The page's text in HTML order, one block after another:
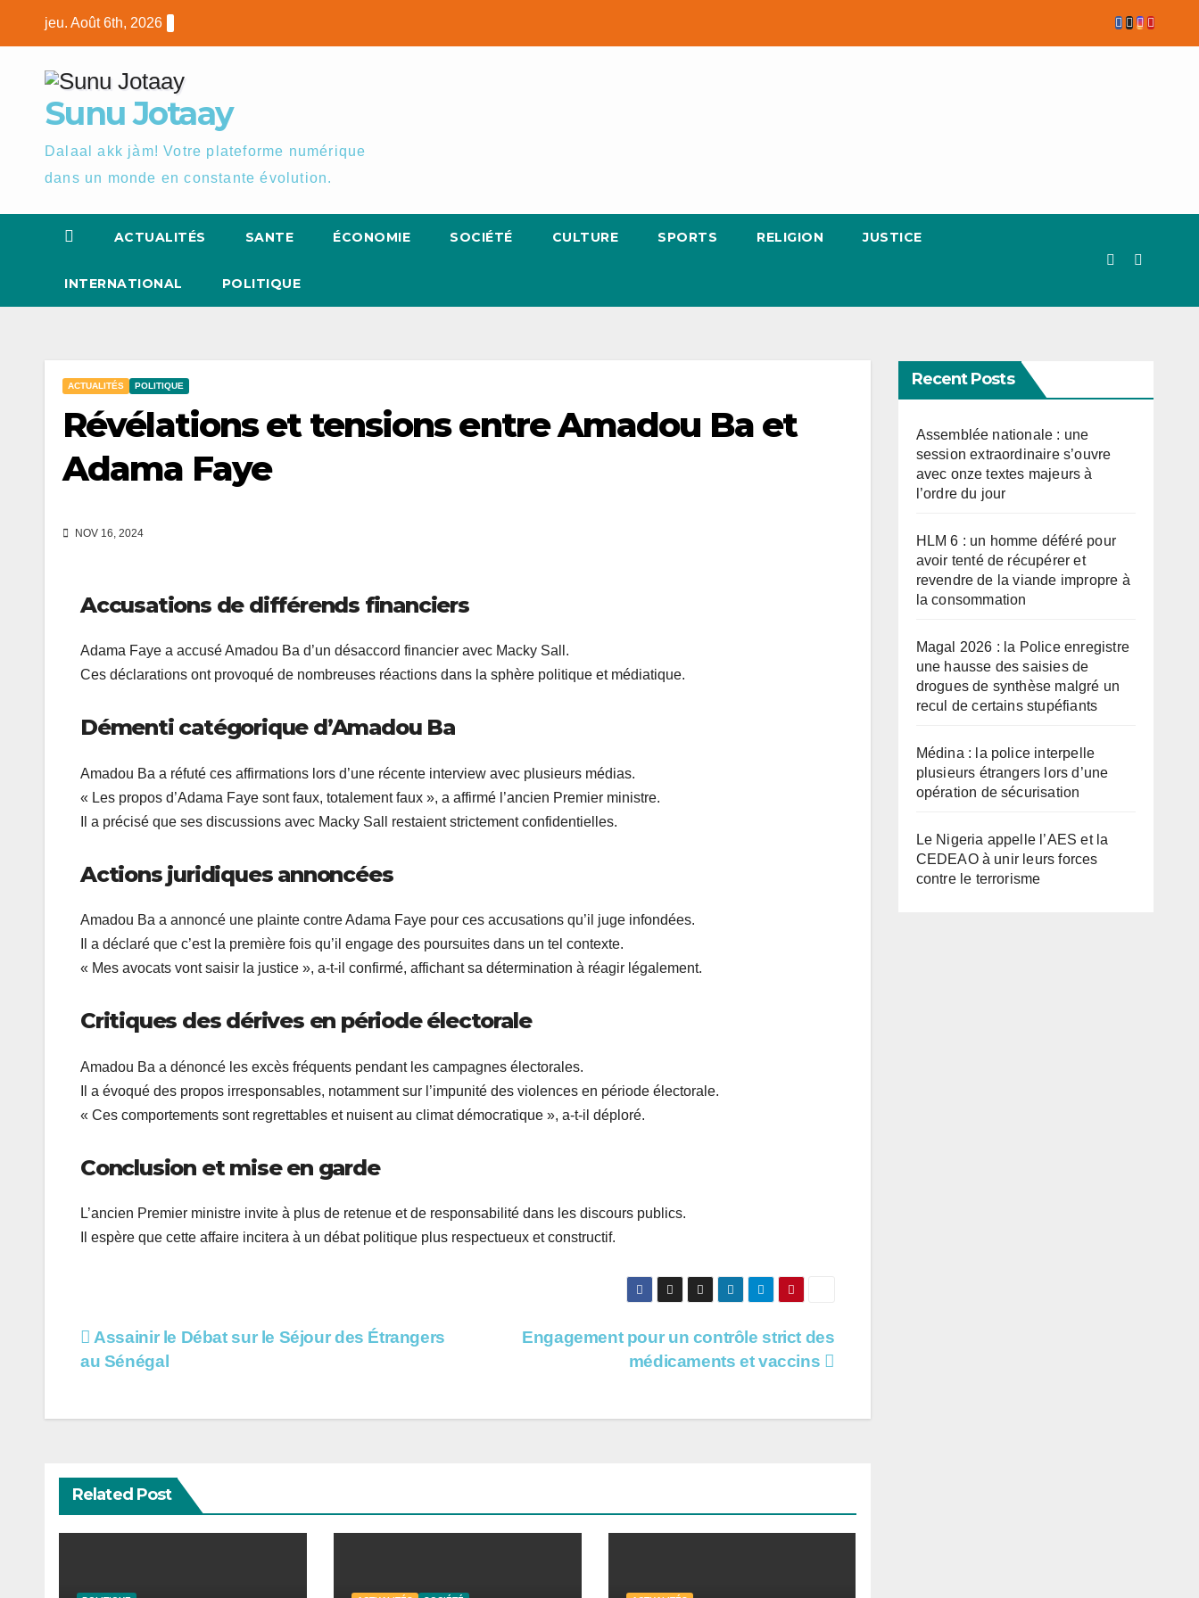
jeu. Août 6th, 2026
Sunu Jotaay
Dalaal akk jàm! Votre plateforme numérique
dans un monde en constante évolution.
ACTUALITÉS SANTE ÉCONOMIE SOCIÉTÉ CULTURE SPORTS RELIGION JUSTICE
INTERNATIONAL POLITIQUE
ACTUALITÉS POLITIQUE
Révélations et tensions entre Amadou Ba et
Adama Faye
NOV 16, 2024
Accusations de différends financiers
Adama Faye a accusé Amadou Ba d’un désaccord financier avec Macky Sall.
Ces déclarations ont provoqué de nombreuses réactions dans la sphère politique et médiatique.
Démenti catégorique d’Amadou Ba
Amadou Ba a réfuté ces affirmations lors d’une récente interview avec plusieurs médias.
« Les propos d’Adama Faye sont faux, totalement faux », a affirmé l’ancien Premier ministre.
Il a précisé que ses discussions avec Macky Sall restaient strictement confidentielles.
Actions juridiques annoncées
Amadou Ba a annoncé une plainte contre Adama Faye pour ces accusations qu’il juge infondées.
Il a déclaré que c’est la première fois qu’il engage des poursuites dans un tel contexte.
« Mes avocats vont saisir la justice », a-t-il confirmé, affichant sa détermination à réagir légalement.
Critiques des dérives en période électorale
Amadou Ba a dénoncé les excès fréquents pendant les campagnes électorales.
Il a évoqué des propos irresponsables, notamment sur l’impunité des violences en période électorale.
« Ces comportements sont regrettables et nuisent au climat démocratique », a-t-il déploré.
Conclusion et mise en garde
L’ancien Premier ministre invite à plus de retenue et de responsabilité dans les discours publics.
Il espère que cette affaire incitera à un débat politique plus respectueux et constructif.
Navigation
l’article
Engagement pour un contrôle strict des
médicaments et vaccins
Assainir le Débat sur le Séjour des Étrangers
au Sénégal
Related Post
Recent Posts
Assemblée nationale : une
session extraordinaire s’ouvre
avec onze textes majeurs à
l’ordre du jour
HLM 6 : un homme déféré pour
avoir tenté de récupérer et
revendre de la viande impropre à
la consommation
Magal 2026 : la Police enregistre
une hausse des saisies de
drogues de synthèse malgré un
recul de certains stupéfiants
Médina : la police interpelle
plusieurs étrangers lors d’une
opération de sécurisation
Le Nigeria appelle l’AES et la
CEDEAO à unir leurs forces
contre le terrorisme